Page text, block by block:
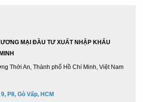
trưng vinh danh phù hợp, quý khách
các dòng sản phẩm thế mạnh tạiTân
MẠI ĐẦU TƯ XUẤT NHẬP KHẨU
Thới An, Thành phố Hồ Chí Minh, Việt Nam
P8, Gò Vấp, HCM